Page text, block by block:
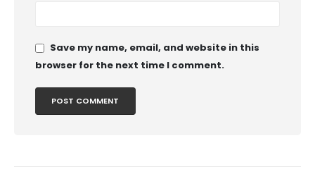
Save my name, email, and website in this
browser for the next time I comment.